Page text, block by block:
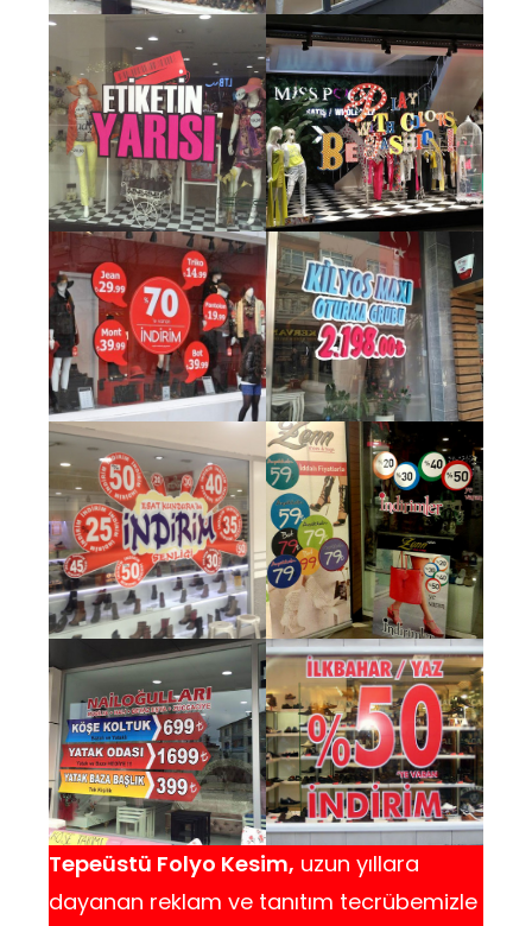
Tepeüstü Folyo Kesim, uzun yıllara
dayanan reklam ve tanıtım tecrübemizle